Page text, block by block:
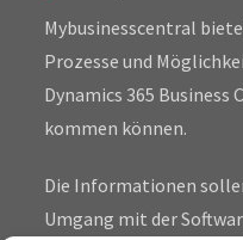
Mybusinesscentral
Prozesse und
Dynamics 365 Business
kommen können.
Die Informationen
Umgang mit der